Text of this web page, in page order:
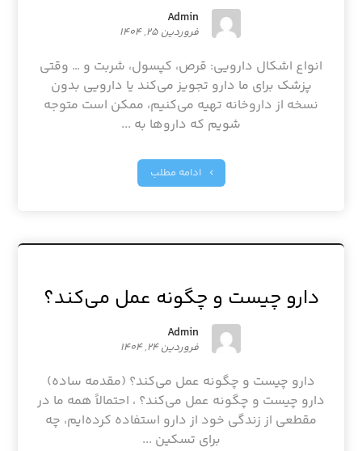
Admin
فروردین ۲۵, ۱۴۰۴
انواع اشکال دارویی: قرص، کپسول، شربت و … وقتی
پزشک برای ما دارو تجویز می‌کند یا دارویی بدون
نسخه از داروخانه تهیه می‌کنیم، ممکن است متوجه
شویم که داروها به ...
ادامه مطلب
دارو چیست و چگونه عمل می‌کند؟
Admin
فروردین ۲۴, ۱۴۰۴
دارو چیست و چگونه عمل می‌کند؟ (مقدمه ساده)
دارو چیست و چگونه عمل می‌کند؟ ، احتمالاً همه ما در
مقطعی از زندگی خود از دارو استفاده کرده‌ایم، چه
برای تسکین ...